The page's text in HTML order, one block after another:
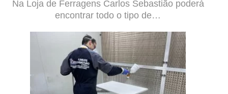
Na Loja de Ferragens Carlos Sebastião poderá
encontrar todo o tipo de…